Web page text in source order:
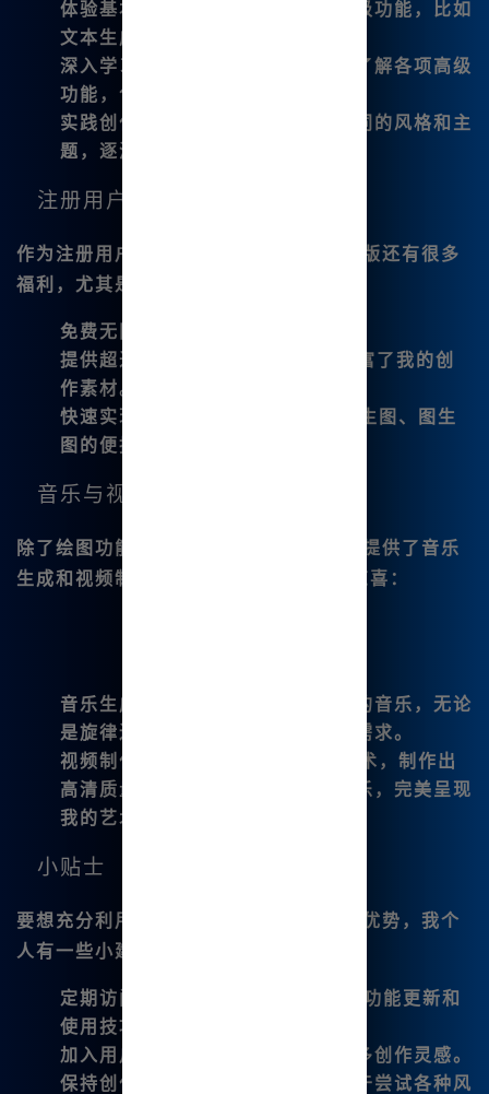
体验基本功能
：尝试使用平台的初级功能，比如
文本生成图像，逐步熟悉操作。
深入学习
：观看平台提供的教程，了解各项高级
功能，包括图片编辑和音乐生成等。
实践创作
：多加练习，勇于尝试不同的风格和主
题，逐渐找到自己的艺术风格。
注册用户的福利
作为注册用户，我发现Midjourney中文版还有很多
福利，尤其是在创作能力的提升上：
免费无限使用的GPT-4O增强版。
提供超过10款的免费模型，极大丰富了我的创
作素材。
快速实现高质量的
，体验文生图、图生
图的便捷。
音乐与视频功能的扩展
除了绘图功能外，Midjourney中文版还提供了音乐
生成和视频制作的新体验，这让我感到惊喜：
音乐生成功能
：我能够创作个性化的音乐，无论
是旋律还是歌词，满足不同风格的需求。
视频制作
：我可以使用最新的AI技术，制作出
高清质量的视频，搭配我生成的音乐，完美呈现
我的艺术作品。
小贴士
要想充分利用
的所有优势，我个
人有一些小建议：
定期访问
了解最新的功能更新和
使用技巧。
加入用户社区
：参与讨论，获取更多创作灵感。
保持创作热情
：不要害怕失败，勇于尝试各种风